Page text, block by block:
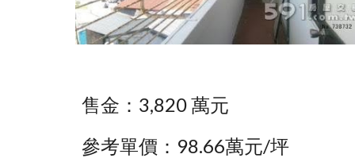
售金：3,820 萬元
參考單價：98.66萬元/坪